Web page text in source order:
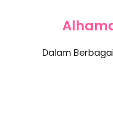
Dalam